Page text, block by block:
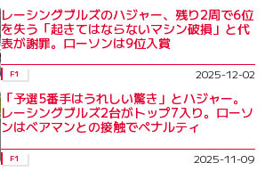
レーシングブルズのハジャー、残り2周で6位
を失う「起きてはならないマシン破損」と代
表が謝罪。ローソンは9位入賞
F1 2025-12-02
「予選5番手はうれしい驚き」とハジャー。
レーシングブルズ2台がトップ7入り。ローソ
ンはベアマンとの接触でペナルティ
F1 2025-11-09